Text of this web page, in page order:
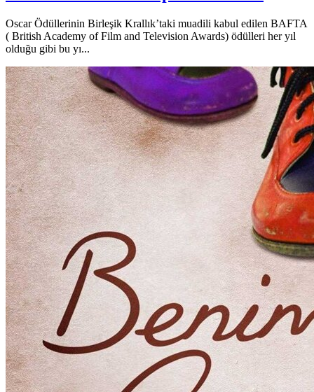
Oscar Ödüllerinin Birleşik Krallık’taki muadili kabul edilen BAFTA
( British Academy of Film and Television Awards) ödülleri her yıl
olduğu gibi bu yı...